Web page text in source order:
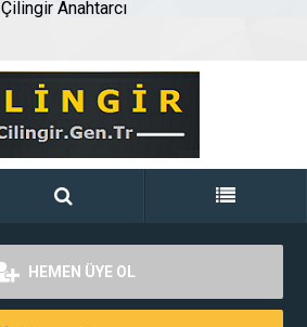
Çilingir Anahtarcı
HEMEN ÜYE OL